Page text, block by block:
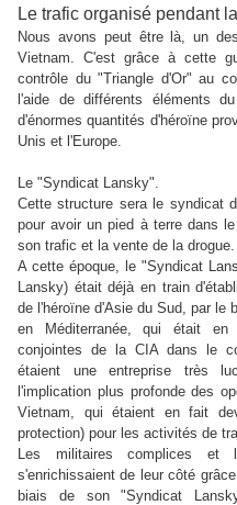
Le trafic organisé pendant
Nous avons peut être là, un
Vietnam. C'est grâce à cette
contrôle du "Triangle d'Or" au
l'aide de différents éléments
d'énormes quantités d'héroïne
Unis et l'Europe.
Le "Syndicat Lansky".
Cette structure sera le syndicat
pour avoir un pied à terre dans
son trafic et la vente de la drogue.
A cette époque, le "Syndicat
Lansky) était déjà en train
de l'héroïne d'Asie du Sud, par le
en Méditerranée, qui était en
conjointes de la CIA dans le
étaient une entreprise très
l'implication plus profonde des
Vietnam, qui étaient en fait
protection) pour les activités de
Les militaires complices et
s'enrichissaient de leur côté
biais de son "Syndicat